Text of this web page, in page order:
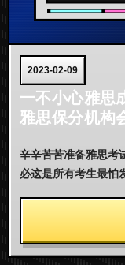
2023-02-09
一不小心雅思
雅思保分机构
辛辛苦苦准备雅思考
必这是所有考生最怕